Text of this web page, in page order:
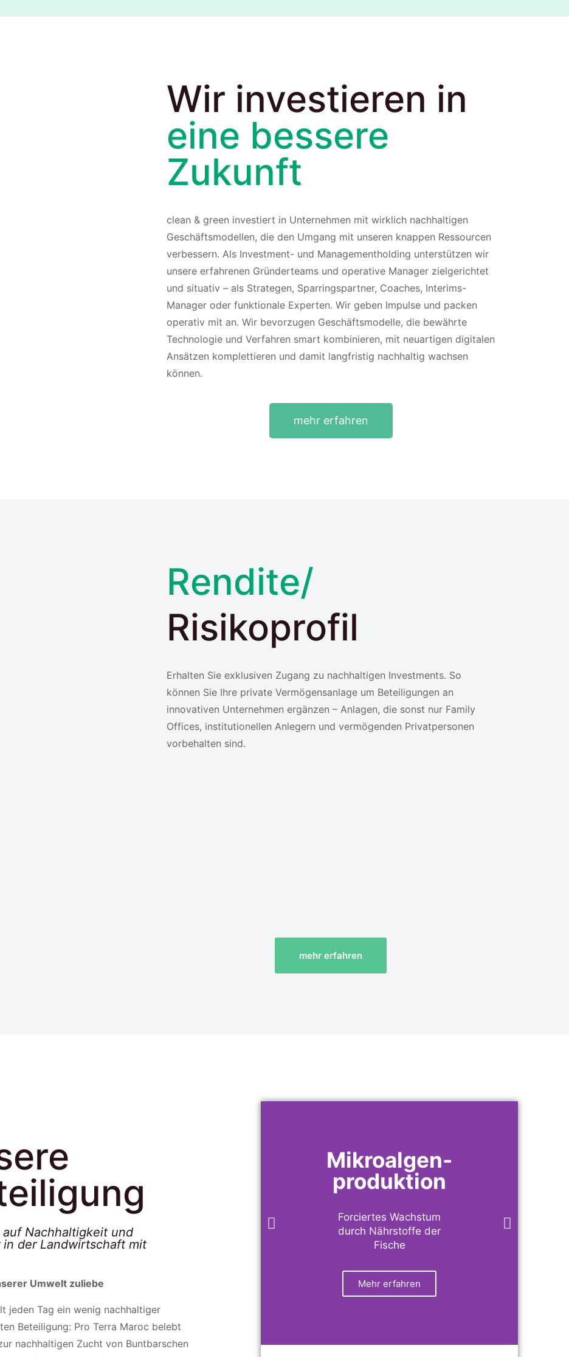
Wir investieren in
eine bessere
Zukunft
clean & green investiert in Unternehmen mit wirklich nachhaltigen
Geschäftsmodellen, die den Umgang mit unseren knappen Ressourcen
verbessern. Als Investment- und Managementholding unterstützen wir
unsere erfahrenen Gründerteams und operative Manager zielgerichtet
und situativ – als Strategen, Sparringspartner, Coaches, Interims-
Manager oder funktionale Experten. Wir geben Impulse und packen
operativ mit an. Wir bevorzugen Geschäftsmodelle, die bewährte
Technologie und Verfahren smart kombinieren, mit neuartigen digitalen
Ansätzen komplettieren und damit langfristig nachhaltig wachsen
können.
mehr erfahren
Rendite/
Risikoprofil
Erhalten Sie exklusiven Zugang zu nachhaltigen Investments. So
können Sie Ihre private Vermögensanlage um Beteiligungen an
innovativen Unternehmen ergänzen – Anlagen, die sonst nur Family
Offices, institutionellen Anlegern und vermögenden Privatpersonen
vorbehalten sind.
mehr erfahren
Nachhaltigkeit und
der Landwirtschaft mit
Umwelt zuliebe
jeden Tag ein wenig nachhaltiger
Beteiligung: Pro Terra Maroc belebt
nachhaltigen Zucht von Buntbarschen
Mikroalgen-
produktion
Forciertes Wachstum
durch Nährstoffe der
Fische
Mehr erfahren